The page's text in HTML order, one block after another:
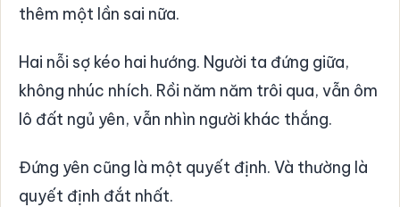
thêm một lần sai nữa.
Hai nỗi sợ kéo hai hướng. Người ta đứng giữa,
không nhúc nhích. Rồi năm năm trôi qua, vẫn ôm
lô đất ngủ yên, vẫn nhìn người khác thắng.
Đứng yên cũng là một quyết định. Và thường là
quyết định đắt nhất.